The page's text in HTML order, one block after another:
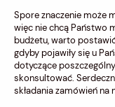
Spore znaczenie może
więc nie chcą Państwo
budżetu, warto
gdyby pojawiły się u
dotyczące
skonsultować.
składania zamówień